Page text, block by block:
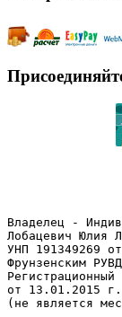
Владелец -
Лобацевич Юлия
УНП 191349269
Фрунзенским
от 13.01.2015
(не является